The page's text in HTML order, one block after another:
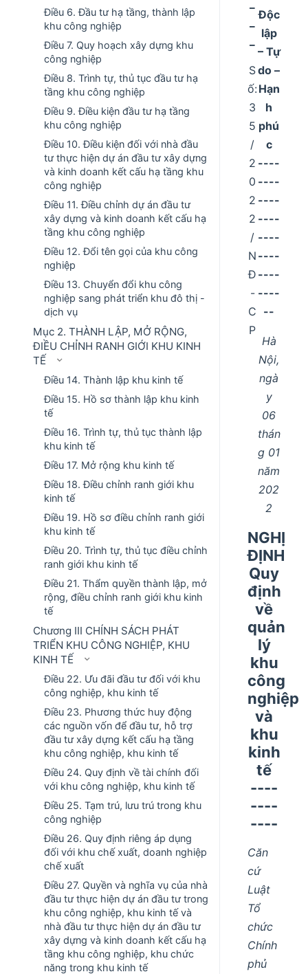
Điều 6. Đầu tư hạ tầng, thành lập
khu công nghiệp
Điều 7. Quy hoạch xây dựng khu
công nghiệp
Điều 8. Trình tự, thủ tục đầu tư hạ
tầng khu công nghiệp
Điều 9. Điều kiện đầu tư hạ tầng
khu công nghiệp
Điều 10. Điều kiện đối với nhà đầu
tư thực hiện dự án đầu tư xây dựng
và kinh doanh kết cấu hạ tầng khu
công nghiệp
Điều 11. Điều chỉnh dự án đầu tư
xây dựng và kinh doanh kết cấu hạ
tầng khu công nghiệp
Điều 12. Đổi tên gọi của khu công
nghiệp
Điều 13. Chuyển đổi khu công
nghiệp sang phát triển khu đô thị -
dịch vụ
Mục 2. THÀNH LẬP, MỞ RỘNG,
ĐIỀU CHỈNH RANH GIỚI KHU KINH
TẾ
Điều 14. Thành lập khu kinh tế
Điều 15. Hồ sơ thành lập khu kinh
tế
Điều 16. Trình tự, thủ tục thành lập
khu kinh tế
Điều 17. Mở rộng khu kinh tế
Điều 18. Điều chỉnh ranh giới khu
kinh tế
Điều 19. Hồ sơ điều chỉnh ranh giới
khu kinh tế
Điều 20. Trình tự, thủ tục điều chỉnh
ranh giới khu kinh tế
Điều 21. Thẩm quyền thành lập, mở
rộng, điều chỉnh ranh giới khu kinh
tế
Chương III CHÍNH SÁCH PHÁT
TRIỂN KHU CÔNG NGHIỆP, KHU
KINH TẾ
Điều 22. Ưu đãi đầu tư đối với khu
công nghiệp, khu kinh tế
Điều 23. Phương thức huy động
các nguồn vốn để đầu tư, hỗ trợ
đầu tư xây dựng kết cấu hạ tầng
khu công nghiệp, khu kinh tế
Điều 24. Quy định về tài chính đối
với khu công nghiệp, khu kinh tế
Điều 25. Tạm trú, lưu trú trong khu
công nghiệp
Điều 26. Quy định riêng áp dụng
đối với khu chế xuất, doanh nghiệp
chế xuất
Điều 27. Quyền và nghĩa vụ của nhà
đầu tư thực hiện dự án đầu tư trong
khu công nghiệp, khu kinh tế và
nhà đầu tư thực hiện dự án đầu tư
xây dựng và kinh doanh kết cấu hạ
tầng khu công nghiệp, khu chức
năng trong khu kinh tế
S
ố:
3
5
/
2
0
2
2
/
N
Đ
-
C
P
Độc
lập
– Tự
do –
Hạn
h
phú
c
----
----
----
----
----
----
----
----
--
Hà
Nội,
ngà
y
06
thán
g 01
năm
202
2
NGHỊ
ĐỊNH
Quy
định
về
quản
lý
khu
công
nghiệp
và
khu
kinh
tế
----
----
----
Căn
cứ
Luật
Tổ
chức
Chính
phủ